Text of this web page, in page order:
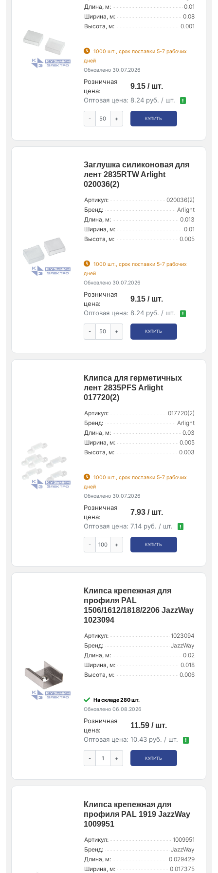
Длина, м:
0.01
Ширина, м:
0.08
Высота, м:
0.001
1000 шт., срок поставки 5-7 рабочих
дней
Обновлено 30.07.2026
Розничная
цена:
9.15 / шт.
Оптовая цена: 8.24 руб. / шт. !
- + КУПИТЬ
Заглушка силиконовая для
лент 2835RTW Arlight
020036(2)
Артикул:
020036(2)
Бренд:
Arlight
Длина, м:
0.013
Ширина, м:
0.01
Высота, м:
0.005
1000 шт., срок поставки 5-7 рабочих
дней
Обновлено 30.07.2026
Розничная
цена:
9.15 / шт.
Оптовая цена: 8.24 руб. / шт. !
- + КУПИТЬ
Клипса для герметичных
лент 2835PFS Arlight
017720(2)
Артикул:
017720(2)
Бренд:
Arlight
Длина, м:
0.03
Ширина, м:
0.005
Высота, м:
0.003
1000 шт., срок поставки 5-7 рабочих
дней
Обновлено 30.07.2026
Розничная
цена:
7.93 / шт.
Оптовая цена: 7.14 руб. / шт. !
- + КУПИТЬ
Клипса крепежная для
профиля PAL
1506/1612/1818/2206 JazzWay
1023094
Артикул:
1023094
Бренд:
JazzWay
Длина, м:
0.02
Ширина, м:
0.018
Высота, м:
0.006
На складе 280 шт.
Обновлено 06.08.2026
Розничная
цена:
11.59 / шт.
Оптовая цена: 10.43 руб. / шт. !
- + КУПИТЬ
Клипса крепежная для
профиля PAL 1919 JazzWay
1009951
Артикул:
1009951
Бренд:
JazzWay
Длина, м:
0.029429
Ширина, м:
0.017375